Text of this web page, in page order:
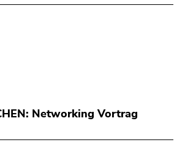
Networking Vortrag